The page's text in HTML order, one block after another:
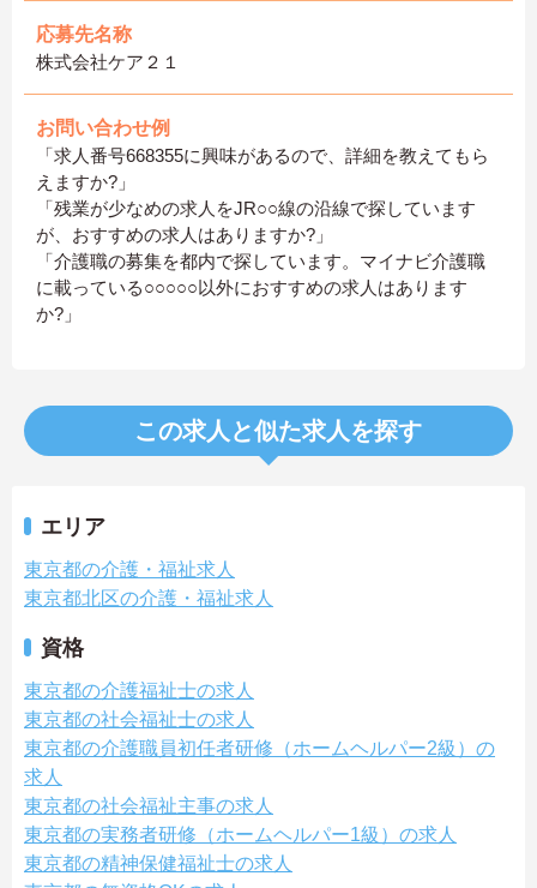
応募先名称
株式会社ケア２１
お問い合わせ例
「求人番号668355に興味があるので、詳細を教えてもら
えますか?」
「残業が少なめの求人をJR○○線の沿線で探しています
が、おすすめの求人はありますか?」
「介護職の募集を都内で探しています。マイナビ介護職
に載っている○○○○○以外におすすめの求人はあります
か?」
この求人と似た求人を探す
エリア
東京都の介護・福祉求人
東京都北区の介護・福祉求人
資格
東京都の介護福祉士の求人
東京都の社会福祉士の求人
東京都の介護職員初任者研修（ホームヘルパー2級）の
求人
東京都の社会福祉主事の求人
東京都の実務者研修（ホームヘルパー1級）の求人
東京都の精神保健福祉士の求人